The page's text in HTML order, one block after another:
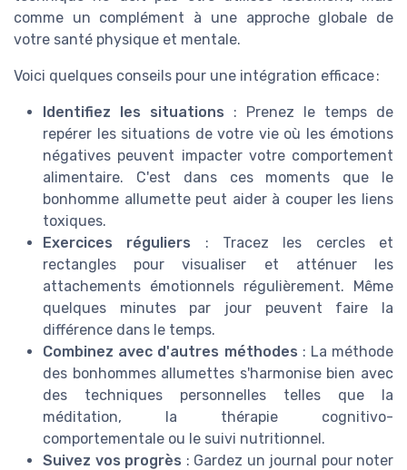
comme un complément à une approche globale de
votre santé physique et mentale.
Voici quelques conseils pour une intégration efficace :
Identifiez les situations : Prenez le temps de
repérer les situations de votre vie où les émotions
négatives peuvent impacter votre comportement
alimentaire. C'est dans ces moments que le
bonhomme allumette peut aider à couper les liens
toxiques.
Exercices réguliers : Tracez les cercles et
rectangles pour visualiser et atténuer les
attachements émotionnels régulièrement. Même
quelques minutes par jour peuvent faire la
différence dans le temps.
Combinez avec d'autres méthodes : La méthode
des bonhommes allumettes s'harmonise bien avec
des techniques personnelles telles que la
méditation, la thérapie cognitivo-
comportementale ou le suivi nutritionnel.
Suivez vos progrès : Gardez un journal pour noter